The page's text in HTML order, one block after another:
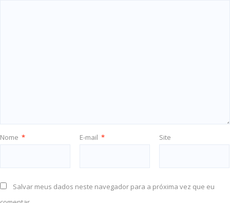
Nome * E-mail * Site
Salvar meus dados neste navegador para a próxima vez que eu